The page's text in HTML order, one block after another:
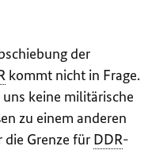
der
kommt nicht in Frage.
keine militärische
zu einem anderen
Grenze für DDR-